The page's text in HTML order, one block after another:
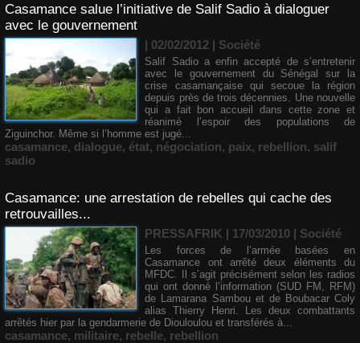
Casamance salue l’initiative de Salif Sadio à dialoguer
avec le gouvernement
| 02/02/2012 | Société
Salif Sadio a enfin accepté de s’entretenir
avec le gouvernement du Sénégal sur la
crise casamançaise qui secoue la région
depuis près de trois décennies. Une nouvelle
qui a fait bon accueil dans cette zone et
réanimé l’espoir des populations de
Ziguinchor. Même si l’homme est jugé...
casamance, dialogue, état, négociation, paix, rebellion, salif
sadio
Casamance: une arrestation de rebelles qui cache des
retrouvailles...
PRESSAFRIK | 17/03/2010 | Société
Les forces de l’armée basées en
Casamance ont arrêté deux éléments du
MFDC. Il s’agit précisément selon les radios
qui ont donné l’information (SUD FM, RFM)
de Lamarana Sambou et de Boubacar Coly
alias Thierry Henri. Les deux combattants
arrêtés hier par la gendarmerie de Diouloulou et transférés à...
casamance, militaire, rebelle, rebellion